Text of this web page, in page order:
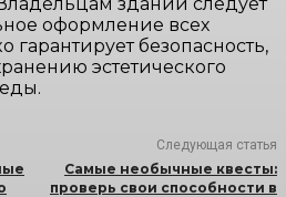
оформление всех
гарантирует безопасность,
эстетического
Следующая статья
Самые необычные квесты:
проверь свои способности в